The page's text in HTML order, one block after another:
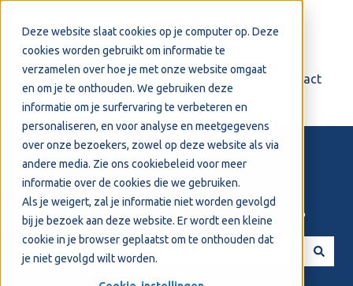
Deze website slaat cookies op je computer op. Deze
cookies worden gebruikt om informatie te
verzamelen over hoe je met onze website omgaat
en om je te onthouden. We gebruiken deze
informatie om je surfervaring te verbeteren en
personaliseren, en voor analyse en meetgegevens
over onze bezoekers, zowel op deze website als via
andere media. Zie ons cookiebeleid voor meer
informatie over de cookies die we gebruiken.
Als je weigert, zal je informatie niet worden gevolgd
bij je bezoek aan deze website. Er wordt een kleine
cookie in je browser geplaatst om te onthouden dat
je niet gevolgd wilt worden.
Support Contact
Welkom! Hoe kunnen we je helpen?